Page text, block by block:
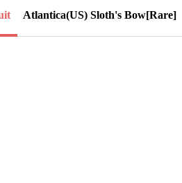
Atlantica(US) Sloth's Bow[Rare]